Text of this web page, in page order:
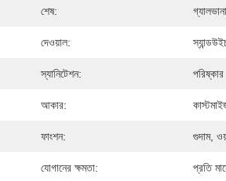
শেষ:
দেওয়াল:
স্যানিটেশন:
আকার:
ফাংশন: গুদাম,
যোগানের ক্ষমতা: প্রতি